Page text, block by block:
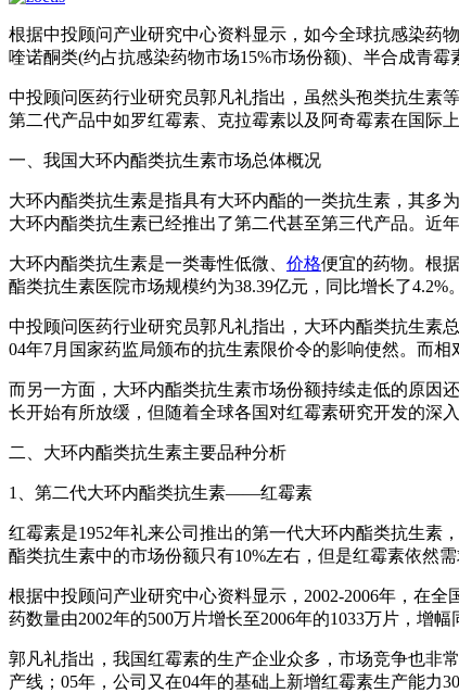
根据中投顾问产业研究中心资料显示，如今全球抗感染药
喹诺酮类(约占抗感染药物市场15%市场份额)、半合成青
中投顾问医药行业研究员郭凡礼指出，虽然头孢类抗生素
第二代产品中如罗红霉素、克拉霉素以及阿奇霉素在国际
一、我国大环内酯类抗生素市场总体概况
大环内酯类抗生素是指具有大环内酯的一类抗生素，其多
大环内酯类抗生素已经推出了第二代甚至第三代产品。近
大环内酯类抗生素是一类毒性低微、 价格便宜的药物。根
酯类抗生素医院市场规模约为38.39亿元，同比增长了4.2%
中投顾问医药行业研究员郭凡礼指出，大环内酯类抗生素
04年7月国家药监局颁布的抗生素限价令的影响使然。而
而另一方面，大环内酯类抗生素市场份额持续走低的原因
长开始有所放缓，但随着全球各国对红霉素研究开发的深
二、大环内酯类抗生素主要品种分析
1、第二代大环内酯类抗生素——红霉素
红霉素是1952年礼来公司推出的第一代大环内酯类抗生素
酯类抗生素中的市场份额只有10%左右，但是红霉素依然
根据中投顾问产业研究中心资料显示，2002-2006年，在
药数量由2002年的500万片增长至2006年的1033万片，增
郭凡礼指出，我国红霉素的生产企业众多，市场竞争也非
产线；05年，公司又在04年的基础上新增红霉素生产能力